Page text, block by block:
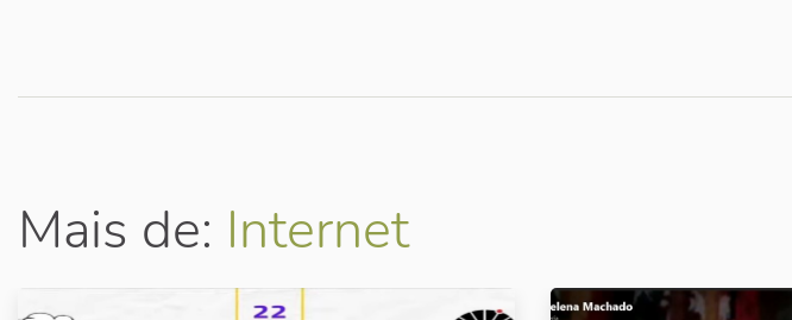
Mais de: Internet